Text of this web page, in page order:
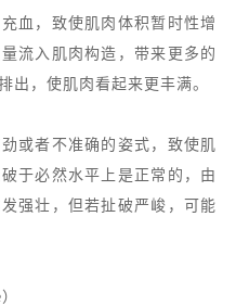
血，致使肌肉体积暂时性增
流入肌肉构造，带来更多的
出，使肌肉看起来更丰满。
或者不准确的姿式，致使肌
于必然水平上是正常的，由
强壮，但若扯破严峻，可能